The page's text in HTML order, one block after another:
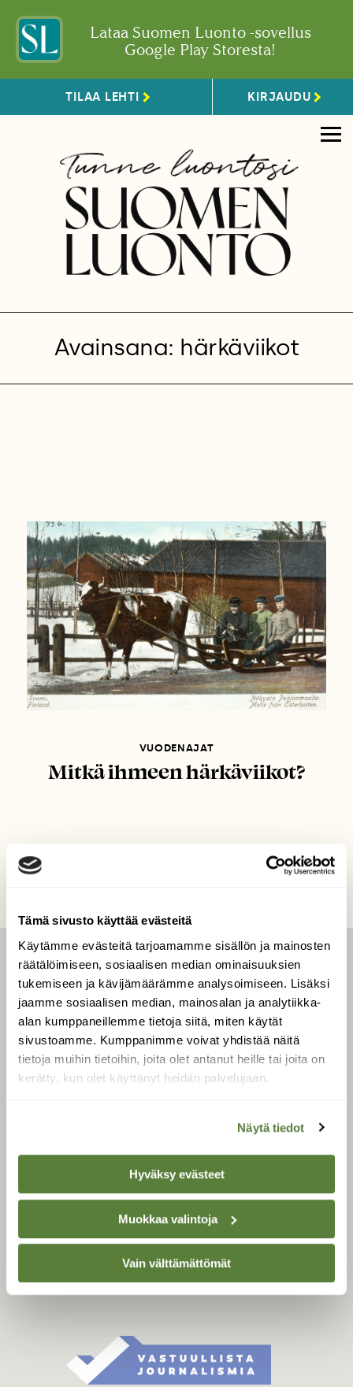
Tämä sivusto käyttää evästeitä
Käytämme evästeitä tarjoamamme sisällön ja mainosten
räätälöimiseen, sosiaalisen median ominaisuuksien
tukemiseen ja kävijämäärämme analysoimiseen. Lisäksi
jaamme sosiaalisen median, mainosalan ja analytiikka-
alan kumppaneillemme tietoja siitä, miten käytät
sivustoamme. Kumppanimme voivat yhdistää näitä
tietoja muihin tietoihin, joita olet antanut heille tai joita on
kerätty, kun olet käyttänyt heidän palvelujaan.
Näytä tiedot
Hyväksy evästeet
Muokkaa valintoja
Vain välttämättömät
Lataa Suomen Luonto -sovellus
Google Play Storesta!
TILAA LEHTI KIRJAUDU
Avainsana: härkäviikot
VUODENAJAT
Mitkä ihmeen härkäviikot?
LEHTI
Uusin lehti
Tilaa Suomen Luonto
Tilaa digilukuoikeus
Äänestä parasta juttua
Tilaa uutiskirje
SUOJELU­LIITTO
Suomen Luonto -lehden
kustantaja on
luonnonsuojelu­liitto.